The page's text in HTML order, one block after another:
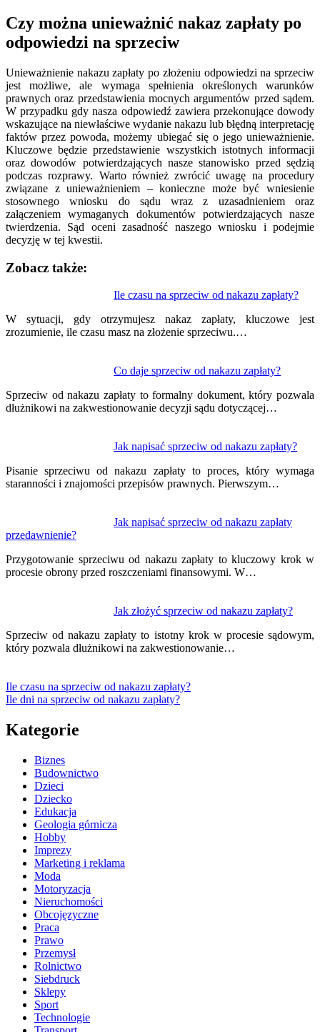
Czy można unieważnić nakaz zapłaty po
odpowiedzi na sprzeciw
Unieważnienie nakazu zapłaty po złożeniu odpowiedzi na sprzeciw
jest możliwe, ale wymaga spełnienia określonych warunków
prawnych oraz przedstawienia mocnych argumentów przed sądem.
W przypadku gdy nasza odpowiedź zawiera przekonujące dowody
wskazujące na niewłaściwe wydanie nakazu lub błędną interpretację
faktów przez powoda, możemy ubiegać się o jego unieważnienie.
Kluczowe będzie przedstawienie wszystkich istotnych informacji
oraz dowodów potwierdzających nasze stanowisko przed sędzią
podczas rozprawy. Warto również zwrócić uwagę na procedury
związane z unieważnieniem – konieczne może być wniesienie
stosownego wniosku do sądu wraz z uzasadnieniem oraz
załączeniem wymaganych dokumentów potwierdzających nasze
twierdzenia. Sąd oceni zasadność naszego wniosku i podejmie
decyzję w tej kwestii.
Zobacz także:
Ile czasu na sprzeciw od nakazu zapłaty?
W sytuacji, gdy otrzymujesz nakaz zapłaty, kluczowe jest
zrozumienie, ile czasu masz na złożenie sprzeciwu.…
Co daje sprzeciw od nakazu zapłaty?
Sprzeciw od nakazu zapłaty to formalny dokument, który pozwala
dłużnikowi na zakwestionowanie decyzji sądu dotyczącej…
Jak napisać sprzeciw od nakazu zapłaty?
Pisanie sprzeciwu od nakazu zapłaty to proces, który wymaga
staranności i znajomości przepisów prawnych. Pierwszym…
Jak napisać sprzeciw od nakazu zapłaty
przedawnienie?
Przygotowanie sprzeciwu od nakazu zapłaty to kluczowy krok w
procesie obrony przed roszczeniami finansowymi. W…
Jak złożyć sprzeciw od nakazu zapłaty?
Sprzeciw od nakazu zapłaty to istotny krok w procesie sądowym,
który pozwala dłużnikowi na zakwestionowanie…
wpisu
Ile czasu na sprzeciw od nakazu zapłaty?
Ile dni na sprzeciw od nakazu zapłaty?
Kategorie
Biznes
Budownictwo
Dzieci
Dziecko
Edukacja
Geologia górnicza
Hobby
Imprezy
Marketing i reklama
Moda
Motoryzacja
Nieruchomości
Obcojęzyczne
Praca
Prawo
Przemysł
Rolnictwo
Siebdruck
Sklepy
Sport
Technologie